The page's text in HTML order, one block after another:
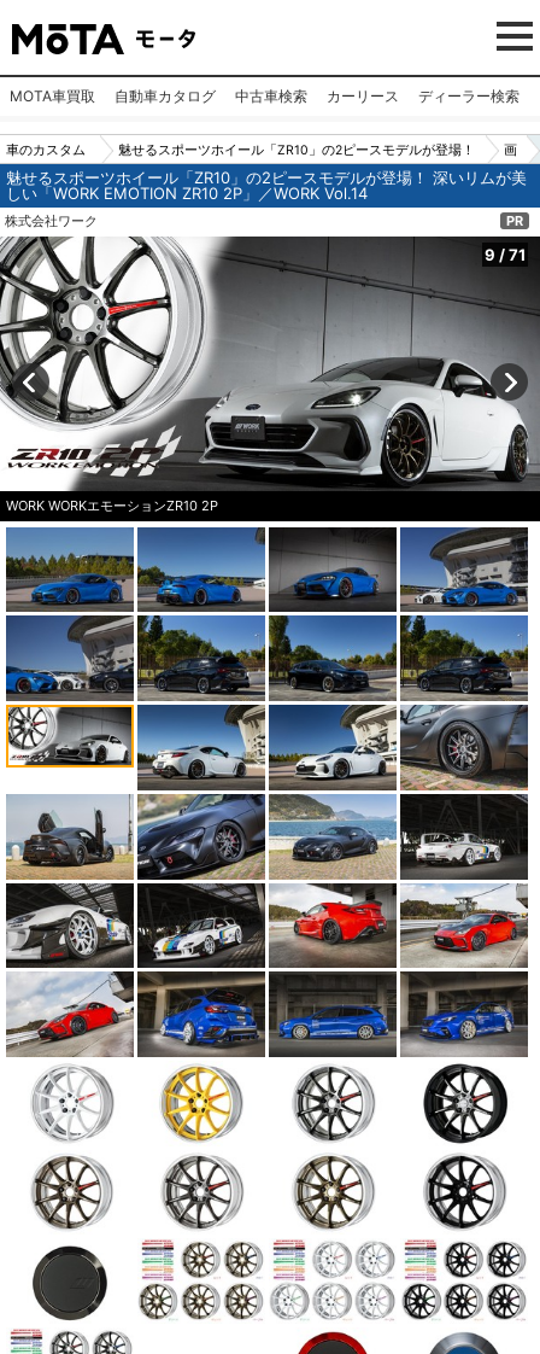
MOTA車買取 自動車カタログ 中古車検索 カーリース ディーラー検索
車のカスタム
パーツ（カー
用品）
魅せるスポーツホイール「ZR10」の2ピースモデルが登場！
深いリムが美しい「WORK EMOTION ZR10 2P」／WORK Vo
l.14
画
像
N
o.
9
魅せるスポーツホイール「ZR10」の2ピースモデルが登場！ 深いリムが美
しい「WORK EMOTION ZR10 2P」／WORK Vol.14
株式会社ワーク PR
9 /71
WORK WORKエモーションZR10 2P